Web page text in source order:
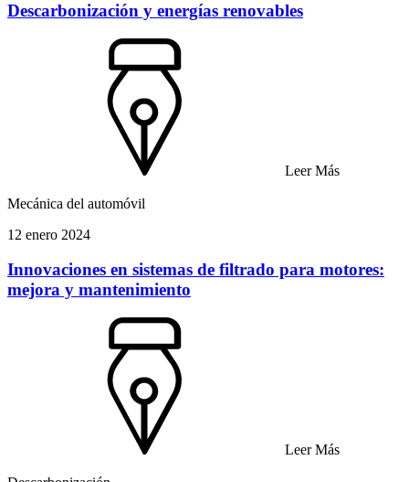
Descarbonización y energías renovables
Leer Más
Mecánica del automóvil
12 enero 2024
Innovaciones en sistemas de filtrado para motores:
mejora y mantenimiento
Leer Más